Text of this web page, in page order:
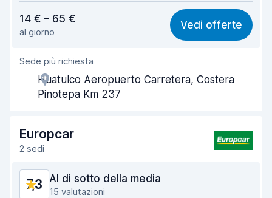
6,7
Facile da trovare 8,1
Gentilezza degli agenti
Rapidità del ritiro
Pulizia del veicolo 7,3
Condizioni dell'auto
14 € – 65 €
al giorno
Vedi offerte
Sede più richiesta
Huatulco Aeropuerto Carretera, Costera
Pinotepa Km 237
Europcar
2 sedi
7,3 Al di sotto della media
15 valutazioni